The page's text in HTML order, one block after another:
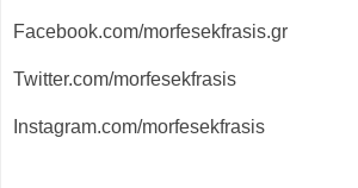
Facebook.com/morfesekfrasis.gr
Twitter.com/morfesekfrasis
Instagram.com/morfesekfrasis